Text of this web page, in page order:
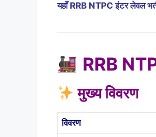
यहाँ RRB NTPC इंटर लेवल
RRB
मुख्य विवरण
विवरण